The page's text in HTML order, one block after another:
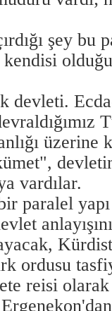
şey bu
kendisi
üzerine
vardılar.
paralel
ordusu
reisi olarak